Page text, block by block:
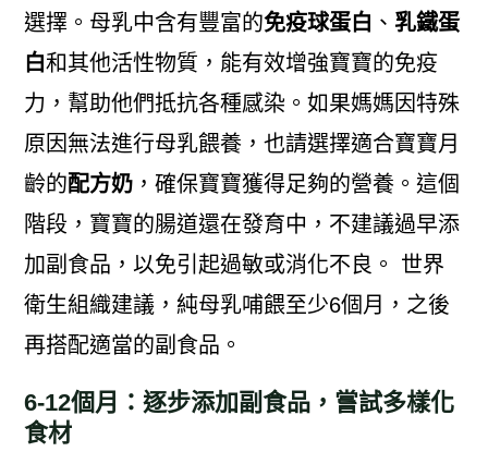
選擇。母乳中含有豐富的免疫球蛋白 、 乳鐵蛋
白和其他活性物質，能有效增強寶寶的免疫
力，幫助他們抵抗各種感染。如果媽媽因特殊
原因無法進行母乳餵養，也請選擇適合寶寶月
齡的配方奶，確保寶寶獲得足夠的營養。這個
階段，寶寶的腸道還在發育中，不建議過早添
加副食品，以免引起過敏或消化不良。 世界
衛生組織建議，純母乳哺餵至少6個月，之後
再搭配適當的副食品。
6-12個月：逐步添加副食品，嘗試多樣化
食材